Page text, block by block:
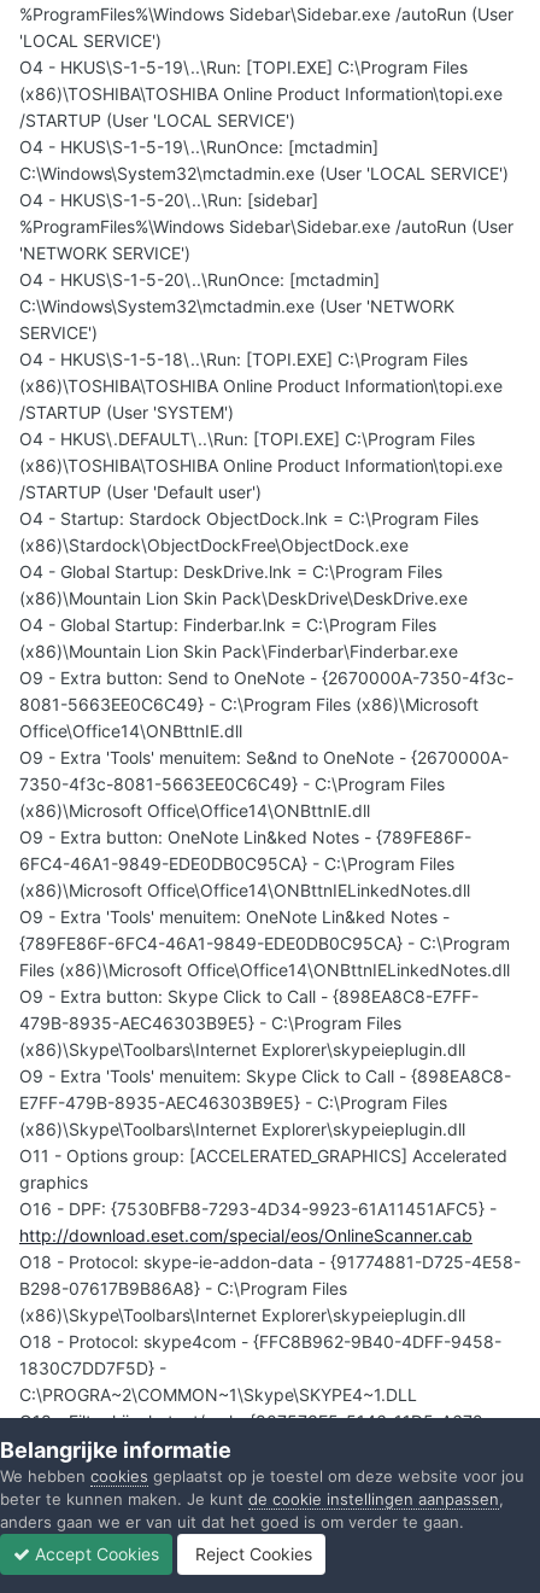
%ProgramFiles%\Windows Sidebar\Sidebar.exe /autoRun (User
'LOCAL SERVICE')
O4 - HKUS\S-1-5-19\..\Run: [TOPI.EXE] C:\Program Files
(x86)\TOSHIBA\TOSHIBA Online Product Information\topi.exe
/STARTUP (User 'LOCAL SERVICE')
O4 - HKUS\S-1-5-19\..\RunOnce: [mctadmin]
C:\Windows\System32\mctadmin.exe (User 'LOCAL SERVICE')
O4 - HKUS\S-1-5-20\..\Run: [sidebar]
%ProgramFiles%\Windows Sidebar\Sidebar.exe /autoRun (User
'NETWORK SERVICE')
O4 - HKUS\S-1-5-20\..\RunOnce: [mctadmin]
C:\Windows\System32\mctadmin.exe (User 'NETWORK
SERVICE')
O4 - HKUS\S-1-5-18\..\Run: [TOPI.EXE] C:\Program Files
(x86)\TOSHIBA\TOSHIBA Online Product Information\topi.exe
/STARTUP (User 'SYSTEM')
O4 - HKUS\.DEFAULT\..\Run: [TOPI.EXE] C:\Program Files
(x86)\TOSHIBA\TOSHIBA Online Product Information\topi.exe
/STARTUP (User 'Default user')
O4 - Startup: Stardock ObjectDock.lnk = C:\Program Files
(x86)\Stardock\ObjectDockFree\ObjectDock.exe
O4 - Global Startup: DeskDrive.lnk = C:\Program Files
(x86)\Mountain Lion Skin Pack\DeskDrive\DeskDrive.exe
O4 - Global Startup: Finderbar.lnk = C:\Program Files
(x86)\Mountain Lion Skin Pack\Finderbar\Finderbar.exe
O9 - Extra button: Send to OneNote - {2670000A-7350-4f3c-
8081-5663EE0C6C49} - C:\Program Files (x86)\Microsoft
Office\Office14\ONBttnIE.dll
O9 - Extra 'Tools' menuitem: Se&nd to OneNote - {2670000A-
7350-4f3c-8081-5663EE0C6C49} - C:\Program Files
(x86)\Microsoft Office\Office14\ONBttnIE.dll
O9 - Extra button: OneNote Lin&ked Notes - {789FE86F-
6FC4-46A1-9849-EDE0DB0C95CA} - C:\Program Files
(x86)\Microsoft Office\Office14\ONBttnIELinkedNotes.dll
O9 - Extra 'Tools' menuitem: OneNote Lin&ked Notes -
{789FE86F-6FC4-46A1-9849-EDE0DB0C95CA} - C:\Program
Files (x86)\Microsoft Office\Office14\ONBttnIELinkedNotes.dll
O9 - Extra button: Skype Click to Call - {898EA8C8-E7FF-
479B-8935-AEC46303B9E5} - C:\Program Files
(x86)\Skype\Toolbars\Internet Explorer\skypeieplugin.dll
O9 - Extra 'Tools' menuitem: Skype Click to Call - {898EA8C8-
E7FF-479B-8935-AEC46303B9E5} - C:\Program Files
(x86)\Skype\Toolbars\Internet Explorer\skypeieplugin.dll
O11 - Options group: [ACCELERATED_GRAPHICS] Accelerated
graphics
O16 - DPF: {7530BFB8-7293-4D34-9923-61A11451AFC5} -
http://download.eset.com/special/eos/OnlineScanner.cab
O18 - Protocol: skype-ie-addon-data - {91774881-D725-4E58-
B298-07617B9B86A8} - C:\Program Files
(x86)\Skype\Toolbars\Internet Explorer\skypeieplugin.dll
O18 - Protocol: skype4com - {FFC8B962-9B40-4DFF-9458-
1830C7DD7F5D} -
C:\PROGRA~2\COMMON~1\Skype\SKYPE4~1.DLL
O18 - Filter hijack: text/xml - {807573E5-5146-11D5-A672-
00B0D022E945} - C:\Program Files (x86)\Common
Files\Microsoft Shared\OFFICE14\MSOXMLMF.DLL
O23 - Service: Adobe Flash Player Update Service
(AdobeFlashPlayerUpdateSvc) - Adobe Systems Incorporated
-
C:\Windows\SysWOW64\Macromed\Flash\FlashPlayerUpdateS
Belangrijke informatie
We hebben cookies geplaatst op je toestel om deze website voor jou
beter te kunnen maken. Je kunt de cookie instellingen aanpassen,
anders gaan we er van uit dat het goed is om verder te gaan.
Accept Cookies Reject Cookies
Ongelezen